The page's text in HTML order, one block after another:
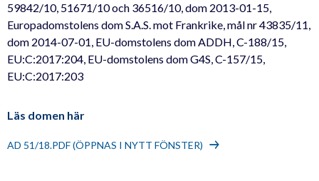
59842/10, 51671/10 och 36516/10, dom 2013-01-15,
Europadomstolens dom S.A.S. mot Frankrike, mål nr 43835/11,
dom 2014-07-01, EU-domstolens dom ADDH, C-188/15,
EU:C:2017:204, EU-domstolens dom G4S, C-157/15,
EU:C:2017:203
Läs domen här
AD 51/18.PDF (ÖPPNAS I NYTT FÖNSTER)